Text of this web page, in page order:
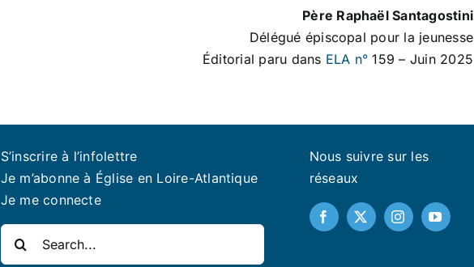
Père Raphaël Santagostini
Délégué épiscopal pour la jeunesse
Éditorial paru dans ELA n°159 – Juin 2025
S’inscrire à l’infolettre
Je m’abonne à Église en Loire-Atlantique
Je me connecte
Rechercher:
Nous suivre sur les
réseaux